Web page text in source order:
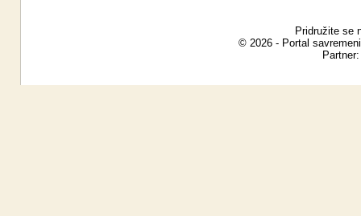
Pridružite se
© 2026 - Portal